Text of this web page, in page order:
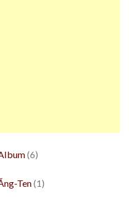
(6)
Ten(1)